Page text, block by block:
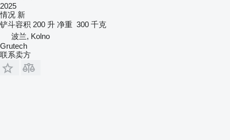
2025
情况 新
铲斗容积 200 升 净重 300 千克
波兰, Kolno
Grutech
联系卖方